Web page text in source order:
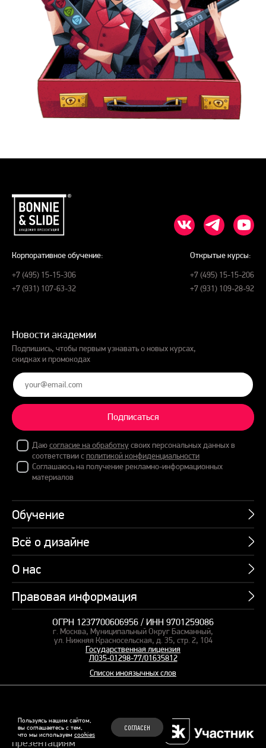
Пользуясь нашим сайтом,
вы соглашаетесь с тем,
что мы используем cookies
СОГЛАСЕН
Корпоративное обучение:
+7 (495) 15-15-306
+7 (931) 107-63-32
Открытые курсы:
+7 (495) 15-15-206
+7 (931) 109-28-92
Новости академии
Подпишись, чтобы первым узнавать о новых курсах,
скидках и промокодах
Подписаться
Даюсогласие на обработкусвоих персональных данных в
соответствии сполитикой конфиденциальности
Соглашаюсь на получение рекламно-информационных
материалов
Обучение
Курсы
Пакетные предложения
Профессии
Подарочные сертификаты
Корпоративное обучение
Курсы для сотрудников
Пакетные предложения
Всё о дизайне
Учебник по презентациям
Банк слайдов
Вебинары
Студия дизайна
Заказать презентацию
О нас
Об академии
СМИ о нас
Правовая информация
Карта сайта
Оферта и лицензия
Политика конфиденциальности
Рекомендательные технологии
Файлы Cookie
ОГРН 1237700606956 / ИНН 9701259086
г. Москва, Муниципальный Округ Басманный,
ул. Нижняя Красносельская, д. 35, стр. 2, 104
Государственная лицензия
Л035-01298-77/01635812
Список иноязычных слов
© 2015–2026 Бонни и Слайд
Обучающие курсы по
презентациям